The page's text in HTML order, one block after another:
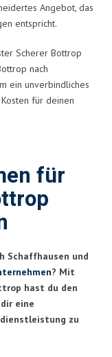
Angebot, das
entspricht.
Scherer Bottrop
nach
ein unverbindliches
für deinen
für
Schaffhausen und
? Mit
hast du den
eine
zu